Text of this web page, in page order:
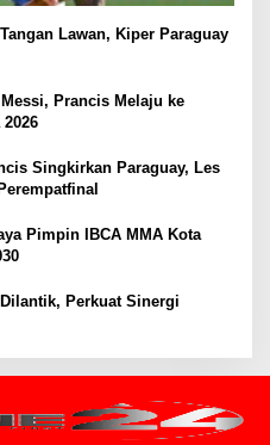
Lawan, Kiper Paraguay
Prancis Melaju ke
Singkirkan Paraguay, Les
Pimpin IBCA MMA Kota
Perkuat Sinergi